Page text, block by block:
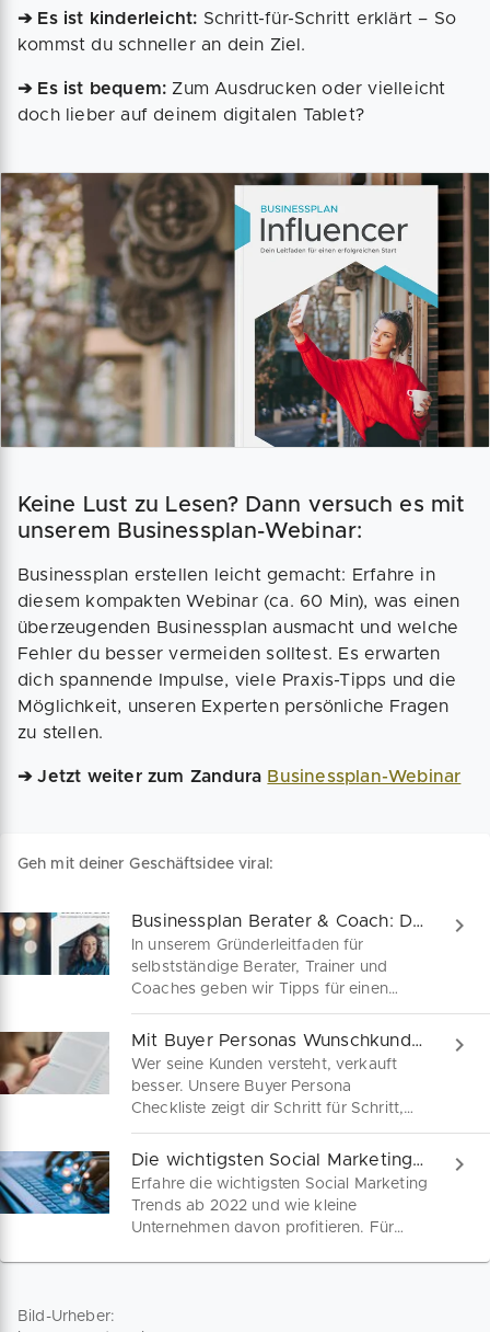
➔ Es ist kinderleicht: Schritt-für-Schritt erklärt – So
kommst du schneller an dein Ziel.
➔ Es ist bequem: Zum Ausdrucken oder vielleicht
doch lieber auf deinem digitalen Tablet?
Keine Lust zu Lesen? Dann versuch es mit
unserem Businessplan-Webinar:
Businessplan erstellen leicht gemacht: Erfahre in
diesem kompakten Webinar (ca. 60 Min), was einen
überzeugenden Businessplan ausmacht und welche
Fehler du besser vermeiden solltest. Es erwarten
dich spannende Impulse, viele Praxis-Tipps und die
Möglichkeit, unseren Experten persönliche Fragen
zu stellen.
➔ Jetzt weiter zum Zandura Businessplan-Webinar
Geh mit deiner Geschäftsidee viral:
Businessplan Berater & Coach: Dein Start als Experte
In unserem Gründerleitfaden für
selbstständige Berater, Trainer und
Coaches geben wir Tipps für einen
professionellen Businessplan. Deine
Schritt-für-Schritt-Anleitung als
kompaktes PDF hier zum Download.
Mit Buyer Personas Wunschkunden besser erreichen
Wer seine Kunden versteht, verkauft
besser. Unsere Buyer Persona
Checkliste zeigt dir Schritt für Schritt,
wie du echte Wunschkundenprofile
entwickelst. Inkl. kostenloser PDF-
Vorlage für mehr Klarheit, bessere
Inhalte und gezielteres Marketing.
Die wichtigsten Social Marketing Trends ab 2022
Erfahre die wichtigsten Social Marketing
Trends ab 2022 und wie kleine
Unternehmen davon profitieren. Für
Bild-Urheber: